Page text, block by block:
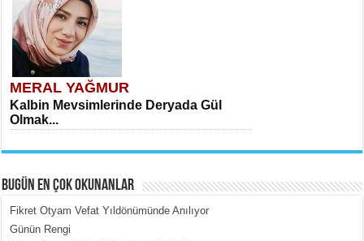
MERAL YAĞMUR
Kalbin Mevsimlerinde Deryada Gül
Olmak...
BUGÜN EN ÇOK OKUNANLAR
Fikret Otyam Vefat Yıldönümünde Anılıyor
Günün Rengi